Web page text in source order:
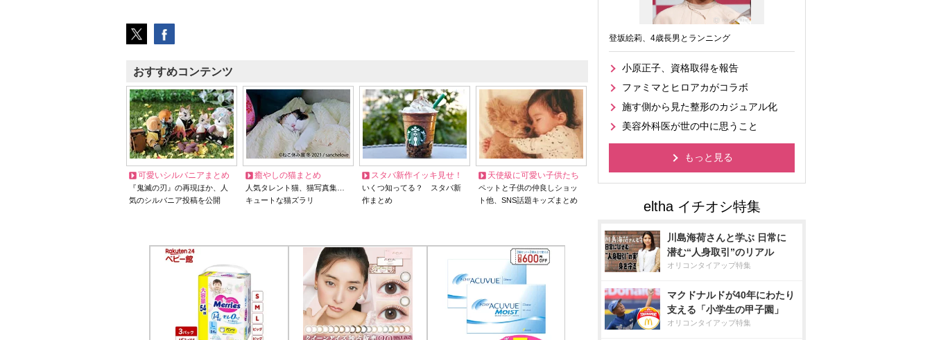
おすすめコンテンツ
可愛いシルバニアまとめ
『鬼滅の刃』の再現ほか、人
気のシルバニア投稿を公開
癒やしの猫まとめ
人気タレント猫、猫写真集…
キュートな猫ズラリ
スタバ新作イッキ見せ！
いくつ知ってる？ スタバ新
作まとめ
天使級に可愛い子供たち
ペットと子供の仲良しショッ
ト他、SNS話題キッズまとめ
登坂絵莉、4歳長男とランニング
小原正子、資格取得を報告
ファミマとヒロアカがコラボ
施す側から見た整形のカジュアル化
美容外科医が世の中に思うこと
もっと見る
川島海荷さんと学ぶ 日常に
潜む“人身取引”のリアル
オリコンタイアップ特集
マクドナルドが40年にわたり
支える「小学生の甲子園」
オリコンタイアップ特集